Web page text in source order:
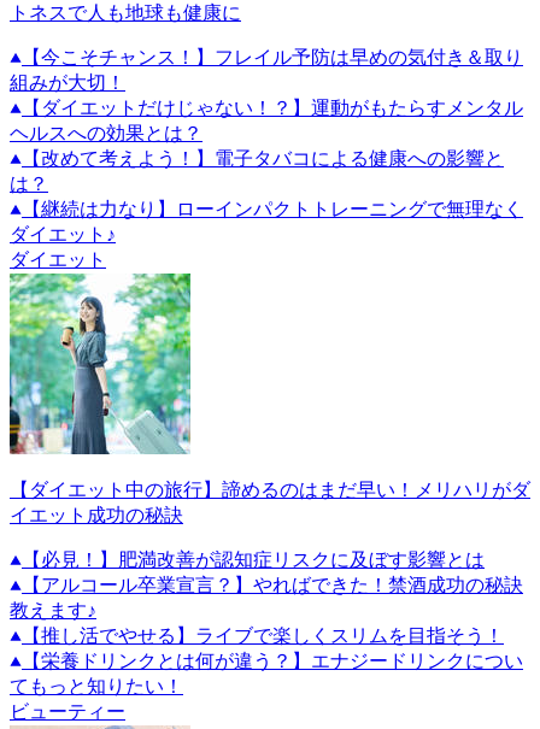
トネスで人も地球も健康に
【今こそチャンス！】フレイル予防は早めの気付き＆取り
組みが大切！
【ダイエットだけじゃない！？】運動がもたらすメンタル
ヘルスへの効果とは？
【改めて考えよう！】電子タバコによる健康への影響と
は？
【継続は力なり】ローインパクトトレーニングで無理なく
ダイエット♪
ダイエット
【ダイエット中の旅行】諦めるのはまだ早い！メリハリがダ
イエット成功の秘訣
【必見！】肥満改善が認知症リスクに及ぼす影響とは
【アルコール卒業宣言？】やればできた！禁酒成功の秘訣
教えます♪
【推し活でやせる】ライブで楽しくスリムを目指そう！
【栄養ドリンクとは何が違う？】エナジードリンクについ
てもっと知りたい！
ビューティー